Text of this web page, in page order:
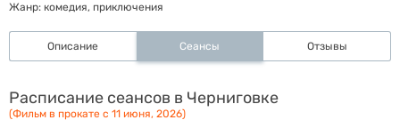
Жанр: комедия, приключения
Описание Сеансы Отзывы
Расписание сеансов в Черниговке
(Фильм в прокате с 11 июня, 2026)